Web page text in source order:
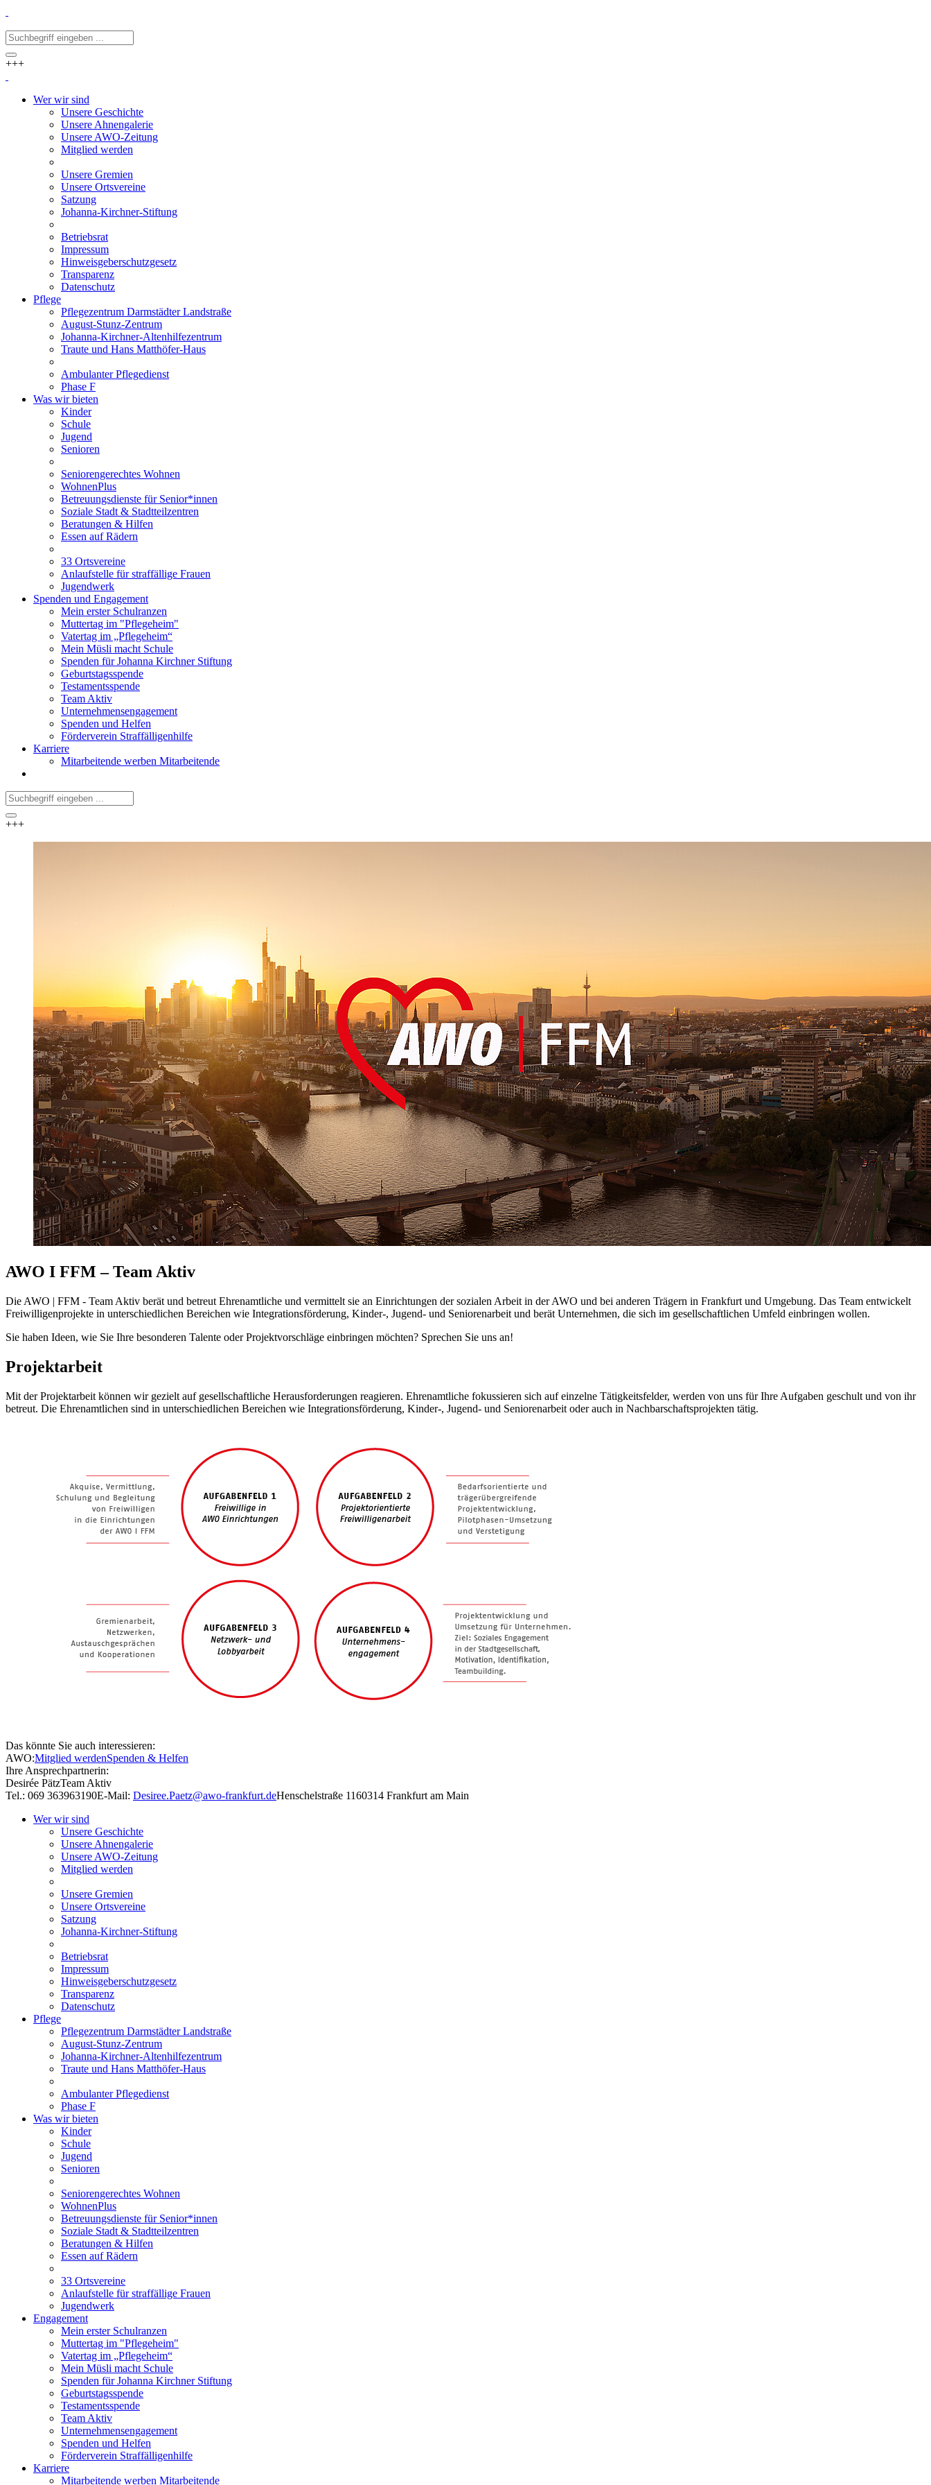
+++
Wer wir sind
Unsere Geschichte
Unsere Ahnengalerie
Unsere AWO-Zeitung
Mitglied werden
Unsere Gremien
Unsere Ortsvereine
Satzung
Johanna-Kirchner-Stiftung
Betriebsrat
Impressum
Hinweisgeberschutzgesetz
Transparenz
Datenschutz
Pflege
Pflegezentrum Darmstädter Landstraße
August-Stunz-Zentrum
Johanna-Kirchner-Altenhilfezentrum
Traute und Hans Matthöfer-Haus
Ambulanter Pflegedienst
Phase F
Was wir bieten
Kinder
Schule
Jugend
Senioren
Seniorengerechtes Wohnen
WohnenPlus
Betreuungsdienste für Senior*innen
Soziale Stadt & Stadtteilzentren
Beratungen & Hilfen
Essen auf Rädern
33 Ortsvereine
Anlaufstelle für straffällige Frauen
Jugendwerk
Spenden und Engagement
Mein erster Schulranzen
Muttertag im "Pflegeheim"
Vatertag im „Pflegeheim“
Mein Müsli macht Schule
Spenden für Johanna Kirchner Stiftung
Geburtstagsspende
Testamentsspende
Team Aktiv
Unternehmensengagement
Spenden und Helfen
Förderverein Straffälligenhilfe
Karriere
Mitarbeitende werben Mitarbeitende
+++
AWO I FFM – Team Aktiv
Die AWO | FFM - Team Aktiv berät und betreut Ehrenamtliche und vermittelt sie an Einrichtungen der sozialen Arbeit in der AWO und bei anderen Trägern in Frankfurt und Umgebung. Das Team entwickelt
Freiwilligenprojekte in unterschiedlichen Bereichen wie Integrationsförderung, Kinder-, Jugend- und Seniorenarbeit und berät Unternehmen, die sich im gesellschaftlichen Umfeld einbringen wollen.
Sie haben Ideen, wie Sie Ihre besonderen Talente oder Projektvorschläge einbringen möchten? Sprechen Sie uns an!
Projektarbeit
Mit der Projektarbeit können wir gezielt auf gesellschaftliche Herausforderungen reagieren. Ehrenamtliche fokussieren sich auf einzelne Tätigkeitsfelder, werden von uns für Ihre Aufgaben geschult und von ihr
betreut. Die Ehrenamtlichen sind in unterschiedlichen Bereichen wie Integrationsförderung, Kinder-, Jugend- und Seniorenarbeit oder auch in Nachbarschaftsprojekten tätig.
Das könnte Sie auch interessieren:
AWO:Mitglied werdenSpenden & Helfen
Ihre Ansprechpartnerin:
Desirée PätzTeam Aktiv
Tel.: 069 363963190E-Mail: Desiree.Paetz@awo-frankfurt.deHenschelstraße 1160314 Frankfurt am Main
Wer wir sind
Unsere Geschichte
Unsere Ahnengalerie
Unsere AWO-Zeitung
Mitglied werden
Unsere Gremien
Unsere Ortsvereine
Satzung
Johanna-Kirchner-Stiftung
Betriebsrat
Impressum
Hinweisgeberschutzgesetz
Transparenz
Datenschutz
Pflege
Pflegezentrum Darmstädter Landstraße
August-Stunz-Zentrum
Johanna-Kirchner-Altenhilfezentrum
Traute und Hans Matthöfer-Haus
Ambulanter Pflegedienst
Phase F
Was wir bieten
Kinder
Schule
Jugend
Senioren
Seniorengerechtes Wohnen
WohnenPlus
Betreuungsdienste für Senior*innen
Soziale Stadt & Stadtteilzentren
Beratungen & Hilfen
Essen auf Rädern
33 Ortsvereine
Anlaufstelle für straffällige Frauen
Jugendwerk
Engagement
Mein erster Schulranzen
Muttertag im "Pflegeheim"
Vatertag im „Pflegeheim“
Mein Müsli macht Schule
Spenden für Johanna Kirchner Stiftung
Geburtstagsspende
Testamentsspende
Team Aktiv
Unternehmensengagement
Spenden und Helfen
Förderverein Straffälligenhilfe
Karriere
Mitarbeitende werben Mitarbeitende